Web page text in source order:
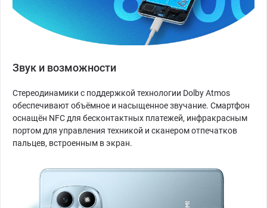
Звук и возможности
Стереодинамики с поддержкой технологии Dolby Atmos
обеспечивают объёмное и насыщенное звучание. Смартфон
оснащён NFC для бесконтактных платежей, инфракрасным
портом для управления техникой и сканером отпечатков
пальцев, встроенным в экран.